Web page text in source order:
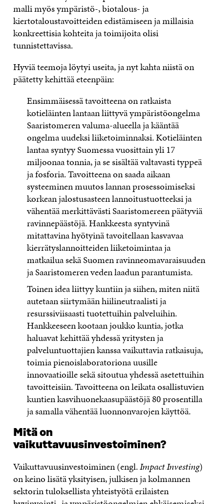
malli myös ympäristö-, biotalous- ja
kiertotaloustavoitteiden edistämiseen ja millaisia
konkreettisia kohteita ja toimijoita olisi
tunnistettavissa.
Hyviä teemoja löytyi useita, ja nyt kahta niistä on
päätetty kehittää eteenpäin:
Ensimmäisessä tavoitteena on ratkaista
kotieläinten lantaan liittyvä ympäristöongelma
Saaristomeren valuma-alueella ja kääntää
ongelma uudeksi liiketoiminnaksi. Kotieläinten
lantaa syntyy Suomessa vuosittain yli 17
miljoonaa tonnia, ja se sisältää valtavasti typpeä
ja fosforia. Tavoitteena on saada aikaan
systeeminen muutos lannan prosessoimiseksi
korkean jalostusasteen lannoitustuotteeksi ja
vähentää merkittävästi Saaristomereen päätyviä
ravinnepäästöjä. Hankkeesta syntyvinä
mitattavina hyötyinä tavoitellaan kasvavaa
kierrätyslannoitteiden liiketoimintaa ja
matkailua sekä Suomen ravinneomavaraisuuden
ja Saaristomeren veden laadun parantumista.
Toinen idea liittyy kuntiin ja siihen, miten niitä
autetaan siirtymään hiilineutraalisti ja
resurssiviisaasti tuotettuihin palveluihin.
Hankkeeseen kootaan joukko kuntia, jotka
haluavat kehittää yhdessä yritysten ja
palveluntuottajien kanssa vaikuttavia ratkaisuja,
toimia pienoislaboratoriona uusille
innovaatioille sekä sitoutua yhdessä asetettuihin
tavoitteisiin. Tavoitteena on leikata osallistuvien
kuntien kasvihuonekaasupäästöjä 80 prosentilla
ja samalla vähentää luonnonvarojen käyttöä.
Mitä on
vaikuttavuusinvestoiminen?
Vaikuttavuusinvestoiminen (engl.Impact Investing)
on keino lisätä yksityisen, julkisen ja kolmannen
sektorin tuloksellista yhteistyötä erilaisten